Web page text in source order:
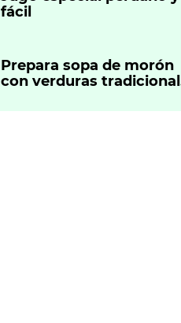
fácil
Prepara sopa de morón
con verduras tradicional